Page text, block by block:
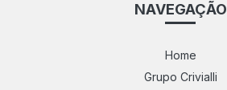
NAVEGAÇÃO
Home
Grupo Crivialli